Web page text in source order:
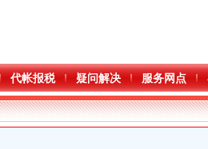
代帐报税 疑问解决 服务网点